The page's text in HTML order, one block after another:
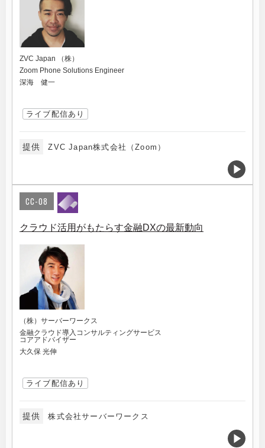
ZVC Japan （株）
Zoom Phone Solutions Engineer
深海 健一
ライブ配信あり
提供 ZVC Japan株式会社（Zoom）
CC-08
クラウド活用がもたらす金融DXの最新動向
（株）サーバーワークス
金融クラウド導入コンサルティングサービス
コアアドバイザー
大久保 光伸
ライブ配信あり
提供 株式会社サーバーワークス